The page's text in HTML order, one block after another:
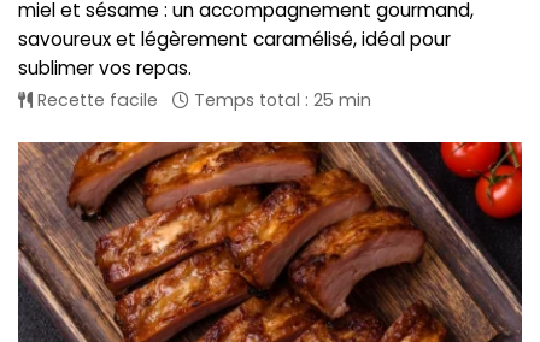
miel et sésame : un accompagnement gourmand,
savoureux et légèrement caramélisé, idéal pour
sublimer vos repas.
Recette facile Temps total : 25 min